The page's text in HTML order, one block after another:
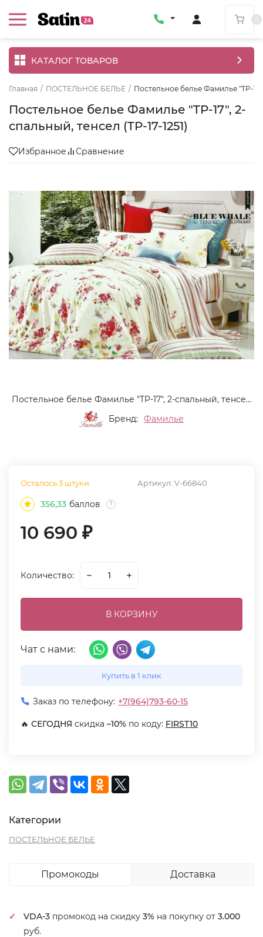
КАТАЛОГ ТОВАРОВ
Главная / ПОСТЕЛЬНОЕ БЕЛЬЕ / Постельное белье Фамилье "TP-
Постельное белье Фамилье "TP-17", 2-
спальный, тенсел (TP-17-1251)
Избранное Сравнение
Постельное белье Фамилье "TP-17", 2-спальный, тенсел (TP-17-1251)
Бренд:
Фамилье
Артикул: V-66840
Осталось 3 штуки
356,33 баллов ?
10 690 ₽
Количество:
В КОРЗИНУ
Чат с нами:
Купить в 1 клик
Заказ по телефону: +7(964)793-60-15
🔥 СЕГОДНЯ скидка –10% по коду: FIRST10
Категории
ПОСТЕЛЬНОЕ БЕЛЬЕ
Промокоды Доставка
VDA-3 промокод на скидку 3% на покупку от 3.000
руб.